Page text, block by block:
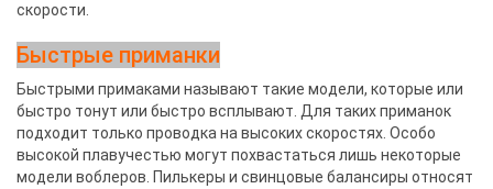
скорости.
Быстрые приманки
Быстрыми примаками называют такие модели, которые или
быстро тонут или быстро всплывают. Для таких приманок
подходит только проводка на высоких скоростях. Особо
высокой плавучестью могут похвастаться лишь некоторые
модели воблеров. Пилькеры и свинцовые балансиры относят